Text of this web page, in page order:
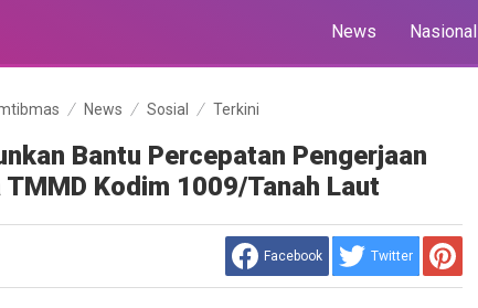
News Nasional
News Sosial Terkini
Bantu Percepatan Pengerjaan
Kodim 1009/Tanah Laut
Facebook Twitter